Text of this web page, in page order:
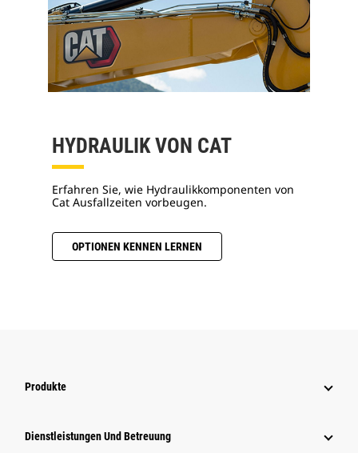
HYDRAULIK VON CAT
Erfahren Sie, wie Hydraulikkomponenten von
Cat Ausfallzeiten vorbeugen.
OPTIONEN KENNEN LERNEN
Produkte
Dienstleistungen Und Betreuung